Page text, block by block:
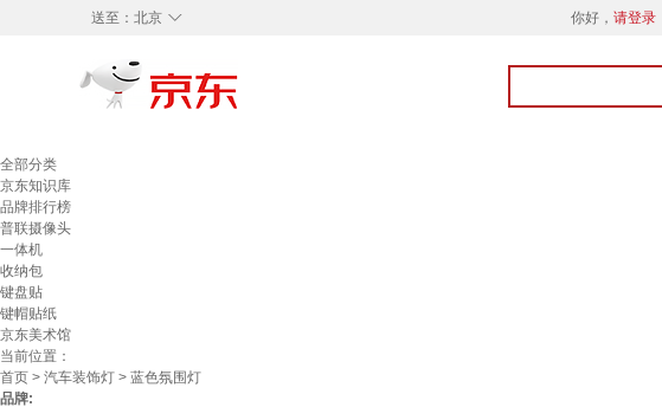
◇
送至： 北京 你好， 请登录
全部分类
京东知识库
品牌排行榜
普联摄像头
一体机
收纳包
键盘贴
键帽贴纸
京东美术馆
当前位置：
首页 > 汽车装饰灯 > 蓝色氛围灯
品牌: